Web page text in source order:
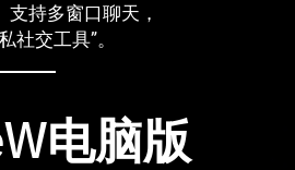
持多窗口聊天，
社交工具”。
电脑版